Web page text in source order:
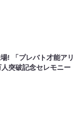
! 「プレバト才能アリ
突破記念セレモニー